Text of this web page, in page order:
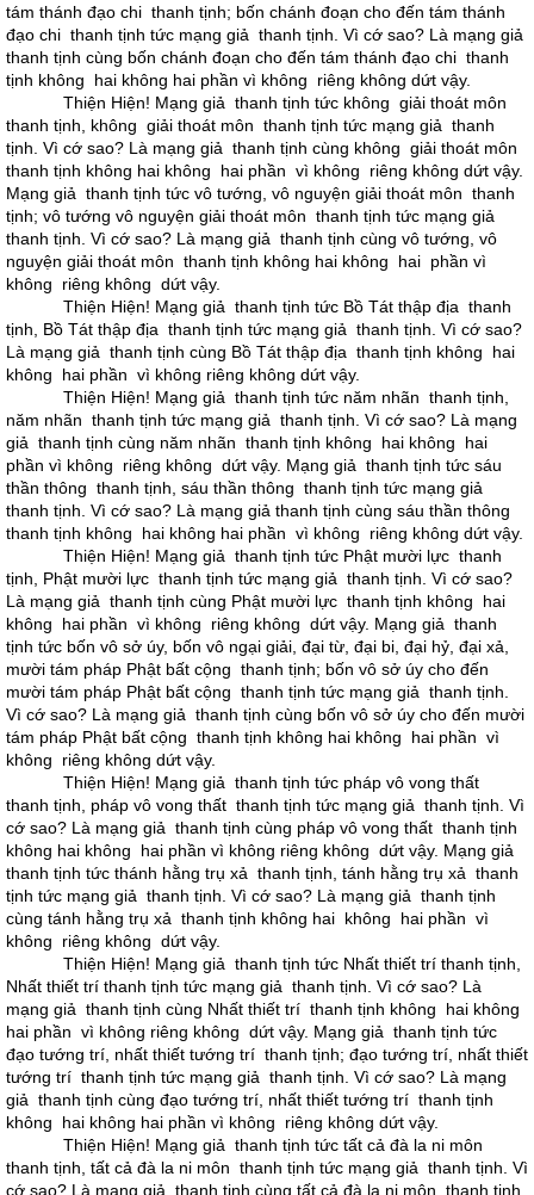
tám thánh đạo chi thanh tịnh; bốn chánh đoạn cho đến tám thánh
đạo chi thanh tịnh tức mạng giả thanh tịnh. Vì cớ sao? Là mạng giả
thanh tịnh cùng bốn chánh đoạn cho đến tám thánh đạo chi thanh
tịnh không hai không hai phần vì không riêng không dứt vậy.
Thiện Hiện! Mạng giả thanh tịnh tức không giải thoát môn
thanh tịnh, không giải thoát môn thanh tịnh tức mạng giả thanh
tịnh. Vì cớ sao? Là mạng giả thanh tịnh cùng không giải thoát môn
thanh tịnh không hai không hai phần vì không riêng không dứt vậy.
Mạng giả thanh tịnh tức vô tướng, vô nguyện giải thoát môn thanh
tịnh; vô tướng vô nguyện giải thoát môn thanh tịnh tức mạng giả
thanh tịnh. Vì cớ sao? Là mạng giả thanh tịnh cùng vô tướng, vô
nguyện giải thoát môn thanh tịnh không hai không hai phần vì
không riêng không dứt vậy.
Thiện Hiện! Mạng giả thanh tịnh tức Bồ Tát thập địa thanh
tịnh, Bồ Tát thập địa thanh tịnh tức mạng giả thanh tịnh. Vì cớ sao?
Là mạng giả thanh tịnh cùng Bồ Tát thập địa thanh tịnh không hai
không hai phần vì không riêng không dứt vậy.
Thiện Hiện! Mạng giả thanh tịnh tức năm nhãn thanh tịnh,
năm nhãn thanh tịnh tức mạng giả thanh tịnh. Vì cớ sao? Là mạng
giả thanh tịnh cùng năm nhãn thanh tịnh không hai không hai
phần vì không riêng không dứt vậy. Mạng giả thanh tịnh tức sáu
thần thông thanh tịnh, sáu thần thông thanh tịnh tức mạng giả
thanh tịnh. Vì cớ sao? Là mạng giả thanh tịnh cùng sáu thần thông
thanh tịnh không hai không hai phần vì không riêng không dứt vậy.
Thiện Hiện! Mạng giả thanh tịnh tức Phật mười lực thanh
tịnh, Phật mười lực thanh tịnh tức mạng giả thanh tịnh. Vì cớ sao?
Là mạng giả thanh tịnh cùng Phật mười lực thanh tịnh không hai
không hai phần vì không riêng không dứt vậy. Mạng giả thanh
tịnh tức bốn vô sở úy, bốn vô ngại giải, đại từ, đại bi, đại hỷ, đại xả,
mười tám pháp Phật bất cộng thanh tịnh; bốn vô sở úy cho đến
mười tám pháp Phật bất cộng thanh tịnh tức mạng giả thanh tịnh.
Vì cớ sao? Là mạng giả thanh tịnh cùng bốn vô sở úy cho đến mười
tám pháp Phật bất cộng thanh tịnh không hai không hai phần vì
không riêng không dứt vậy.
Thiện Hiện! Mạng giả thanh tịnh tức pháp vô vong thất
thanh tịnh, pháp vô vong thất thanh tịnh tức mạng giả thanh tịnh. Vì
cớ sao? Là mạng giả thanh tịnh cùng pháp vô vong thất thanh tịnh
không hai không hai phần vì không riêng không dứt vậy. Mạng giả
thanh tịnh tức thánh hằng trụ xả thanh tịnh, tánh hằng trụ xả thanh
tịnh tức mạng giả thanh tịnh. Vì cớ sao? Là mạng giả thanh tịnh
cùng tánh hằng trụ xả thanh tịnh không hai không hai phần vì
không riêng không dứt vậy.
Thiện Hiện! Mạng giả thanh tịnh tức Nhất thiết trí thanh tịnh,
Nhất thiết trí thanh tịnh tức mạng giả thanh tịnh. Vì cớ sao? Là
mạng giả thanh tịnh cùng Nhất thiết trí thanh tịnh không hai không
hai phần vì không riêng không dứt vậy. Mạng giả thanh tịnh tức
đạo tướng trí, nhất thiết tướng trí thanh tịnh; đạo tướng trí, nhất thiết
tướng trí thanh tịnh tức mạng giả thanh tịnh. Vì cớ sao? Là mạng
giả thanh tịnh cùng đạo tướng trí, nhất thiết tướng trí thanh tịnh
không hai không hai phần vì không riêng không dứt vậy.
Thiện Hiện! Mạng giả thanh tịnh tức tất cả đà la ni môn
thanh tịnh, tất cả đà la ni môn thanh tịnh tức mạng giả thanh tịnh. Vì
cớ sao? Là mạng giả thanh tịnh cùng tất cả đà la ni môn thanh tịnh